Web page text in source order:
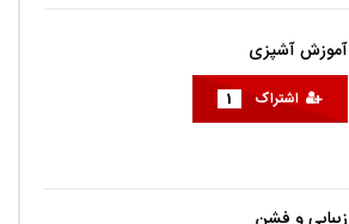
آموزش آشپزی
اشتراک 1